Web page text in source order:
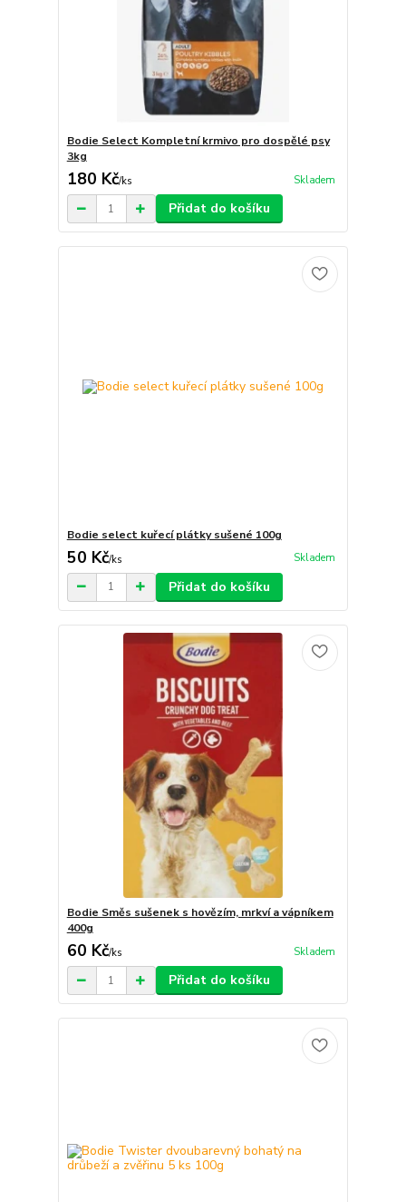
Bodie Select Kompletní krmivo pro dospělé psy
3kg
180 Kč/ks Skladem
Přidat do košíku
Bodie select kuřecí plátky sušené 100g
50 Kč/ks Skladem
Přidat do košíku
Bodie Směs sušenek s hovězím, mrkví a vápníkem
400g
60 Kč/ks Skladem
Přidat do košíku